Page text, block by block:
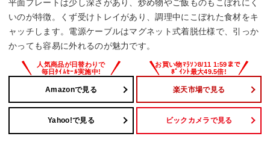
平面プレートは少し深さがあり、炒め物やご飯ものもこぼれにく
いのが特徴。くず受けトレイがあり、調理中にこぼれた食材をキ
ャッチします。電源ケーブルはマグネット式着脱仕様で、引っか
かっても容易に外れるのが魅力です。
Amazonで見る 楽天市場で見る
Yahoo!で見る ビックカメラで見る